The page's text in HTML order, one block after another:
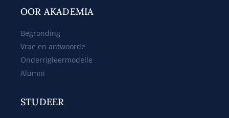
OOR AKADEMIA
Begronding
Vrae en antwoorde
Onderrigleermodelle
Alumni
STUDEER